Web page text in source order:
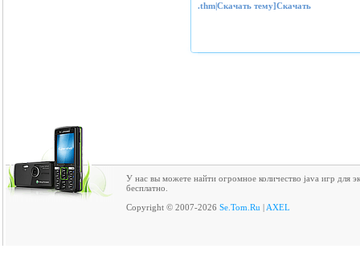
.thm|Скачать тему]Скачать
У нас вы можете найти огромное количество java игр для
бесплатно.
Copyright © 2007-2026 Se.Tom.Ru | AXEL